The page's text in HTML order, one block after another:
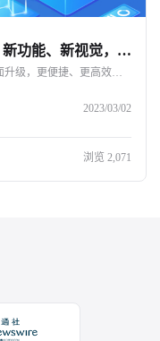
炼丹炉大数据再度升级，新页面、新功能、新视觉，解锁全新体验！-杭州知衣科技
全新升级💥💥展示逻辑、AI推荐、UI视觉全面升级，更便捷、更高效，解锁数据分析新体验
2023/03/02
浏览 2,071